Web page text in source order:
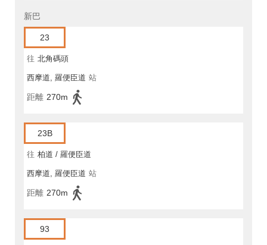
新巴
23
往 北角碼頭
西摩道, 羅便臣道 站
距離 270m
23B
往 柏道 / 羅便臣道
西摩道, 羅便臣道 站
距離 270m
93